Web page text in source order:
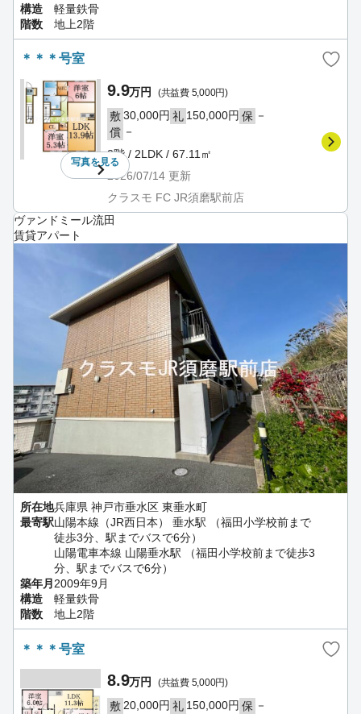
構造
軽量鉄骨
階数
地上2階
＊＊＊号室
写真を見る
9.9万円 (共益費 5,000円)
敷30,000円 礼 150,000円 保 －
償 －
2階 / 2LDK / 67.11㎡
2026/07/14 更新
クラスモ FC JR須磨駅前店
ヴァンドミール流田
賃貸アパート
所在地兵庫県 神戸市垂水区 東垂水町
最寄駅山陽本線（JR西日本） 垂水駅 （福田小学校前まで
徒歩3分、駅までバスで6分）
山陽電車本線 山陽垂水駅 （福田小学校前まで徒歩3
分、駅までバスで6分）
築年月 2009年9月
構造
軽量鉄骨
階数
地上2階
＊＊＊号室
8.9万円 (共益費 5,000円)
敷20,000円 礼 150,000円 保 －